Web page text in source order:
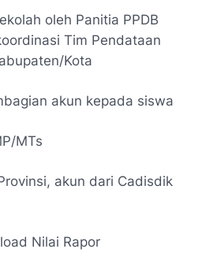
oleh Panitia PPDB
Tim Pendataan
Kota
akun kepada siswa
MTs
akun dari Cadisdik
Nilai Rapor